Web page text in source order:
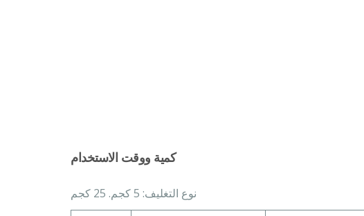
كمية ووقت الاستخدام
نوع التغليف: 5 كجم. 25 كجم